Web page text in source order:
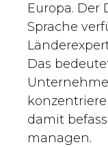
Europa. Der
Sprache
Das
damit
managen.